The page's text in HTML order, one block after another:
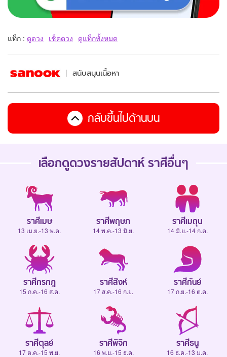
แท็ก : ดูดวง เช็คดวง ดูแท็กทั้งหมด
สนับสนุนเนื้อหา
กลับขึ้นไปด้านบน
เลือกดูดวงรายสัปดาห์ ราศีอื่นๆ
ราศีเมษ
13 เม.ย.-13 พ.ค.
ราศีพฤษภ
14 พ.ค.-13 มิ.ย.
ราศีเมถุน
14 มิ.ย.-14 ก.ค.
ราศีกรกฎ
15 ก.ค.-16 ส.ค.
ราศีสิงห์
17 ส.ค.-16 ก.ย.
ราศีกันย์
17 ก.ย.-16 ต.ค.
ราศีตุลย์
17 ต.ค.-15 พ.ย.
ราศีพิจิก
16 พ.ย.-15 ธ.ค.
ราศีธนู
16 ธ.ค.-13 ม.ค.